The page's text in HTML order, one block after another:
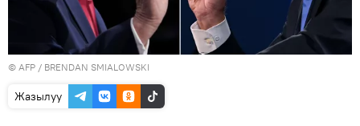
© AFP / BRENDAN SMIALOWSKI
Жазылуу